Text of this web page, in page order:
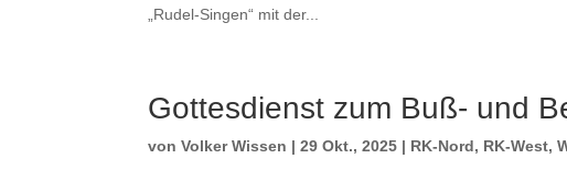
„Rudel-Singen“ mit der...
Gottesdienst zum Buß- und
vonVolker Wissen |29 Okt., 2025 | RK-Nord, RK-West,